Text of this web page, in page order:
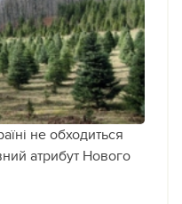
не обходиться
атрибут Нового